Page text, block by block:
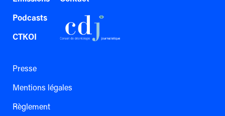
Podcasts
CTKOI
Presse
Mentions légales
Règlement